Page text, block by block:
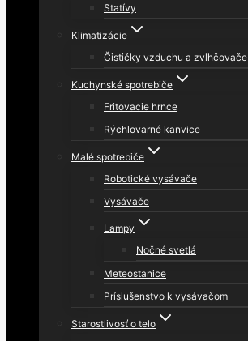
Statívy
Klimatizácie
Čističky vzduchu a zvlhčovače
Kuchynské spotrebiče
Fritovacie hrnce
Rýchlovarné kanvice
Malé spotrebiče
Robotické vysávače
Vysávače
Lampy
Nočné svetlá
Meteostanice
Príslušenstvo k vysávačom
Starostlivosť o telo